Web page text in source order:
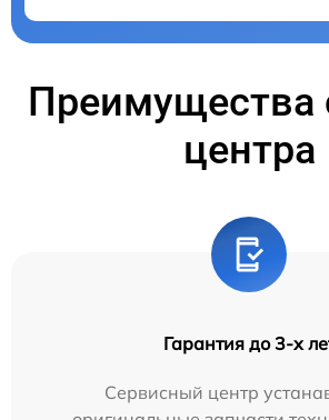
Преимущества
центра
Гарантия до 3-х
Сервисный центр